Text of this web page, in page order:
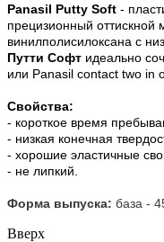
Panasil Putty Soft -
прецизионный оттискной
винилполисилоксана с
Путти Софт идеально
или Panasil contact two in
Свойства:
- короткое время
- низкая конечная
- хорошие эластичные
- не липкий.
Форма выпуска: база -
Вверх